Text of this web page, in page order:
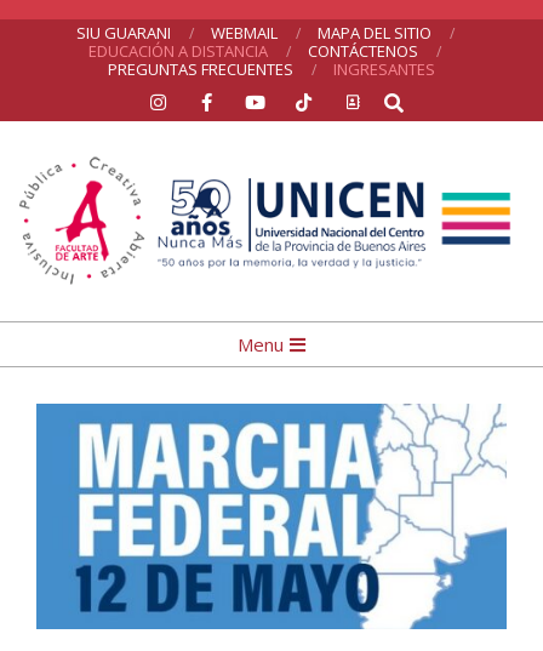
SIU GUARANI WEBMAIL
MAPA DEL SITIO
EDUCACIÓN A DISTANCIA
CONTÁCTENOS
PREGUNTAS FRECUENTES
INGRESANTES
Search
UNICEN
Navigation
Menu
Menu